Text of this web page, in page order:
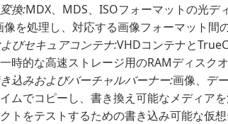
換:MDX、MDS、ISOフォーマットの光デ
像を処理し、対応する画像フォーマット間
びセキュアコンテナ:VHDコンテナと
時的な高速ストレージ用のRAMディスク
込みおよびバーチャルバーナー:画像、デ
ムでコピーし、書き換え可能なメディア
トをテストするための書き込み可能な仮想